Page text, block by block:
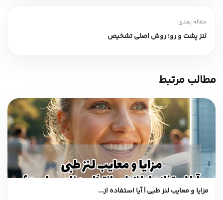
مقاله بعدی
لنز پشت و رو؛ روش اصلی تشخیص
مطالب مرتبط
مزایا و معایب لنز طبی | آیا استفاده از...